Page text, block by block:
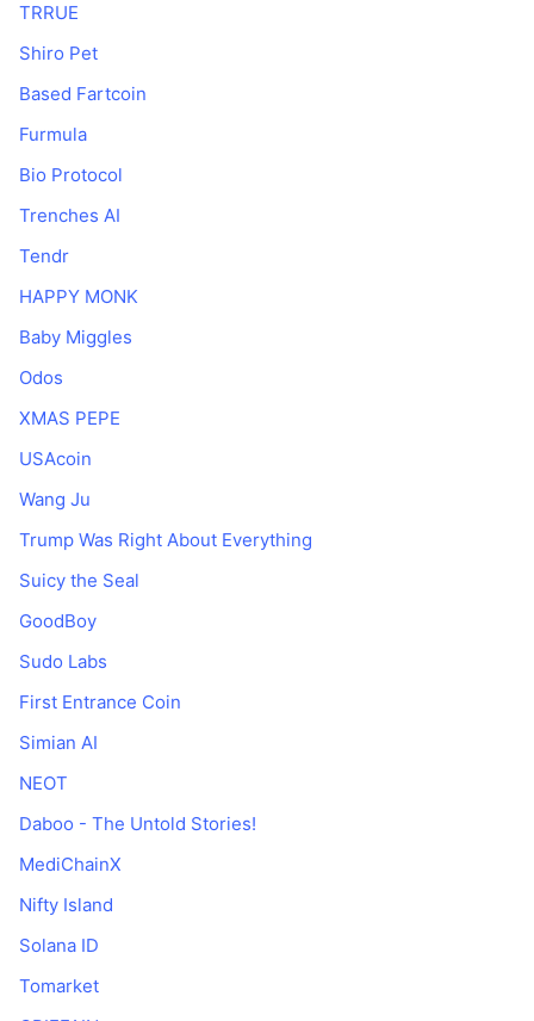
TRRUE
Shiro Pet
Based Fartcoin
Furmula
Bio Protocol
Trenches AI
Tendr
HAPPY MONK
Baby Miggles
Odos
XMAS PEPE
USAcoin
Wang Ju
Trump Was Right About Everything
Suicy the Seal
GoodBoy
Sudo Labs
First Entrance Coin
Simian AI
NEOT
Daboo - The Untold Stories!
MediChainX
Nifty Island
Solana ID
Tomarket